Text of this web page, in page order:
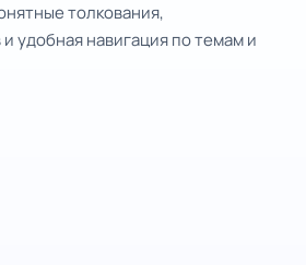
толкования,
удобная навигация по темам и